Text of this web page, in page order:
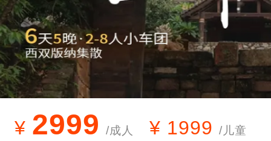
¥ 2999 /成人 ¥ 1999 /儿童